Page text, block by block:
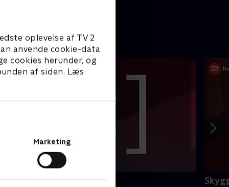
oplevelse af TV 2
anvende cookie-data
cookies herunder, og
af siden. Læs
Marketing